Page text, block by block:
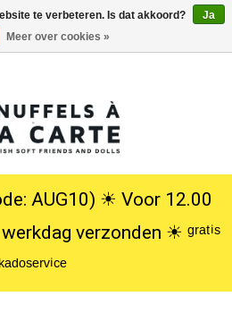
AUG10) ☀︎ Voor 12.00
verzonden ☀︎ ᵍʳᵃᵗⁱˢ
ᵏᵃᵈᵒˢᵉʳᵛⁱᶜᵉ
te verbeteren. Is dat akkoord?
Ja
Meer over cookies »